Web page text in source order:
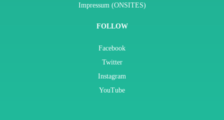
Impressum (ONSITES)
FOLLOW
Facebook
Twitter
Instagram
YouTube